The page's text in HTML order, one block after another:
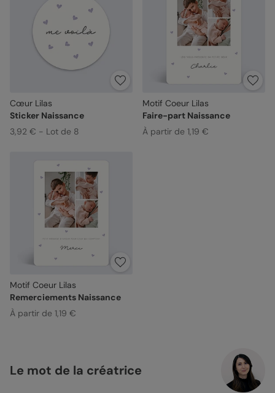
Cœur Lilas
Sticker Naissance
3,92 € - Lot de 8
Motif Coeur Lilas
Faire-part Naissance
À partir de 1,19 €
Motif Coeur Lilas
Remerciements Naissance
À partir de 1,19 €
Le mot de la créatrice